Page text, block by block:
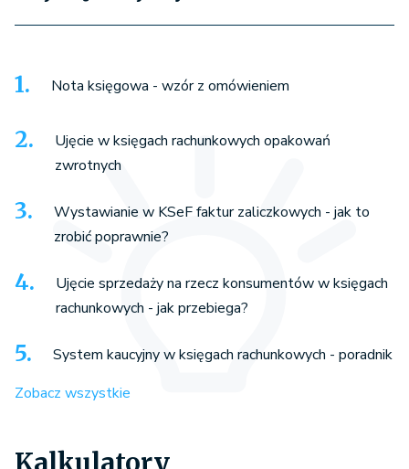
Nota księgowa - wzór z omówieniem
Ujęcie w księgach rachunkowych opakowań
zwrotnych
Wystawianie w KSeF faktur zaliczkowych - jak to
zrobić poprawnie?
Ujęcie sprzedaży na rzecz konsumentów w księgach
rachunkowych - jak przebiega?
System kaucyjny w księgach rachunkowych - poradnik
Zobacz wszystkie